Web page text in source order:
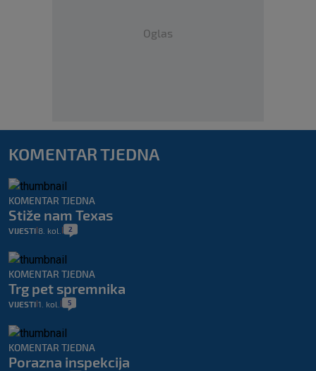
Oglas
KOMENTAR TJEDNA
KOMENTAR TJEDNA
Stiže nam Texas
VIJESTI 8. kol. 2
KOMENTAR TJEDNA
Trg pet spremnika
VIJESTI 1. kol. 5
KOMENTAR TJEDNA
Porazna inspekcija